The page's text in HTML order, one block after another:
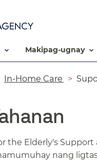
makipag-ugnay​​
In-Home Care​​
the Elderly's
nang